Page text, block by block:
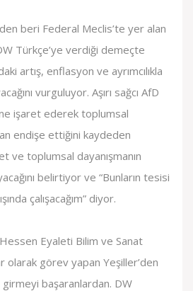
beri Federal Meclis’te yer alan
Türkçe’ye verdiği demeçte
artış, enflasyon ve ayrımcılıkla
vurguluyor. Aşırı sağcı AfD
işaret ederek toplumsal
endişe ettiğini kaydeden
ve toplumsal dayanışmanın
belirtiyor ve “Bunların tesisi
çalışacağım” diyor.
Eyaleti Bilim ve Sanat
olarak görev yapan Yeşiller’den
başaranlardan. DW